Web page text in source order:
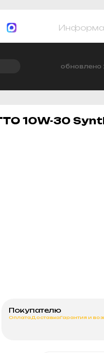
обновлено
10W-30
Покупателю
Оплата ДоставкаГарантия и